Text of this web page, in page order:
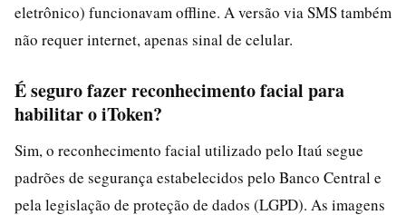
eletrônico) funcionavam offline. A versão via SMS também
não requer internet, apenas sinal de celular.
É seguro fazer reconhecimento facial para
habilitar o iToken?
Sim, o reconhecimento facial utilizado pelo Itaú segue
padrões de segurança estabelecidos pelo Banco Central e
pela legislação de proteção de dados (LGPD). As imagens